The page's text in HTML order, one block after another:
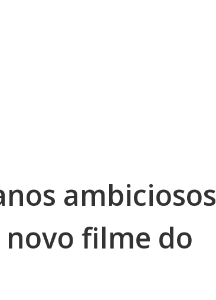
ambiciosos
filme do